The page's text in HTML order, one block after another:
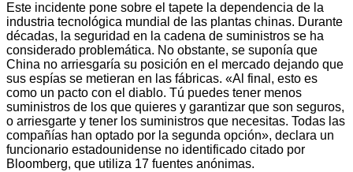
Este incidente pone sobre el tapete la dependencia de la
industria tecnológica mundial de las plantas chinas. Durante
décadas, la seguridad en la cadena de suministros se ha
considerado problemática. No obstante, se suponía que
China no arriesgaría su posición en el mercado dejando que
sus espías se metieran en las fábricas. «Al final, esto es
como un pacto con el diablo. Tú puedes tener menos
suministros de los que quieres y garantizar que son seguros,
o arriesgarte y tener los suministros que necesitas. Todas las
compañías han optado por la segunda opción», declara un
funcionario estadounidense no identificado citado por
Bloomberg, que utiliza 17 fuentes anónimas.